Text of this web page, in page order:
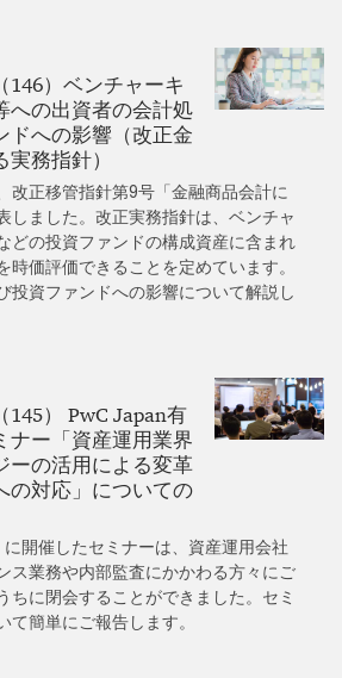
146）ベンチャーキ
への出資者の会計処
ドへの影響（改正金
務指針）
改正移管指針第9号「金融商品会計に
しました。改正実務指針は、ベンチャ
どの投資ファンドの構成資産に含まれ
時価評価できることを定めています。
投資ファンドへの影響について解説し
） PwC Japan有
ナー「資産運用業界
ーの活用による変革
の対応」についての
開催したセミナーは、資産運用会社
ス業務や内部監査にかかわる方々にご
ちに閉会することができました。セミ
簡単にご報告します。